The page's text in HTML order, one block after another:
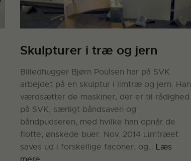
Skulpturer i træ og jern
Billedhugger Bjørn Poulsen har på SVK
arbejdet på en skulptur i limtræ og jern. Han
værdsætter de maskiner, der er til rådighed
på SVK, særligt båndsaven og
båndpudseren, med hvilke han opnår de
flotte, ønskede buer. Nov. 2014 Limtræet
saves ud i forskellige faconer, og… Læs